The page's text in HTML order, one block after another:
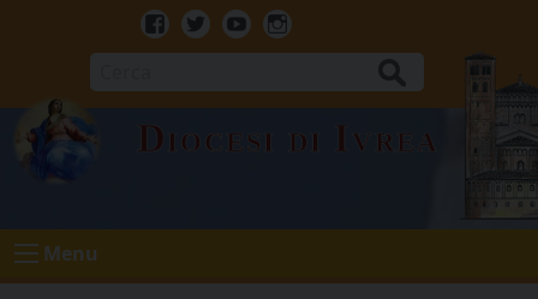
Facebook
TwitterYoutubeInstagram
Diocesi di Ivrea
Menu